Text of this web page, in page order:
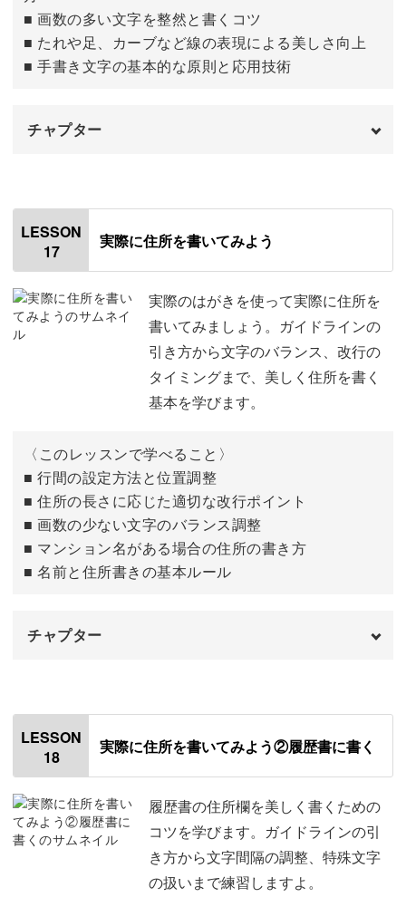
■ 画数の多い文字を整然と書くコツ
■ たれや足、カーブなど線の表現による美しさ向上
■ 手書き文字の基本的な原則と応用技術
チャプター
「宮崎」
「鹿児島」
「沖縄」 13:06
19:40
LESSON
17
実際に住所を書いてみよう
実際のはがきを使って実際に住所を
書いてみましょう。ガイドラインの
引き方から文字のバランス、改行の
タイミングまで、美しく住所を書く
基本を学びます。
〈このレッスンで学べること〉
■ 行間の設定方法と位置調整
■ 住所の長さに応じた適切な改行ポイント
■ 画数の少ない文字のバランス調整
■ マンション名がある場合の住所の書き方
■ 名前と住所書きの基本ルール
チャプター
使用材料・道具
はがきのガイドラインの入れ方
はがきに住所を書く場合 02:29
なぞり書き 06:01
はがき図案で実践①
LESSON
18
実際に住所を書いてみよう②履歴書に書く
履歴書の住所欄を美しく書くための
コツを学びます。ガイドラインの引
き方から文字間隔の調整、特殊文字
の扱いまで練習しますよ。